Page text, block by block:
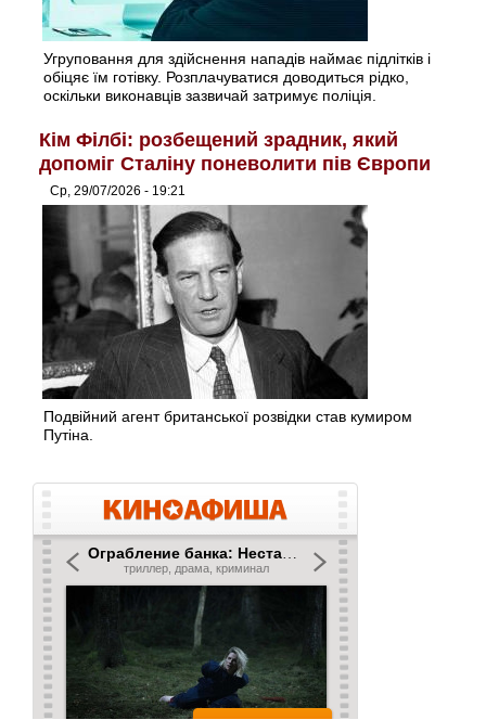
Угруповання для здійснення нападів наймає підлітків і
обіцяє їм готівку. Розплачуватися доводиться рідко,
оскільки виконавців зазвичай затримує поліція.
Кім Філбі: розбещений зрадник, який
допоміг Сталіну поневолити пів Європи
Ср, 29/07/2026 - 19:21
Подвійний агент британської розвідки став кумиром
Путіна.